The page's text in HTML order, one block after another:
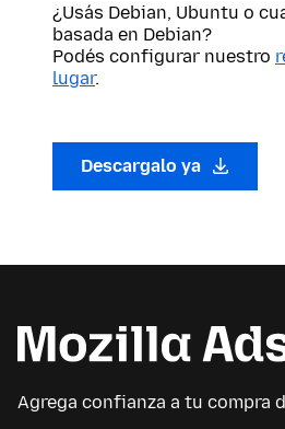
¿Usás Debian, Ubuntu o
basada en Debian?
Podés configurar nuestro
lugar.
Descargalo ya
Agrega confianza a tu compra